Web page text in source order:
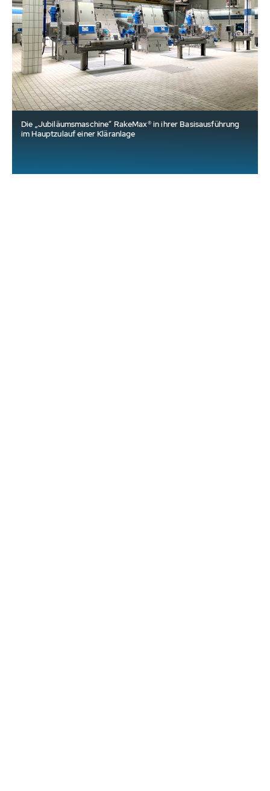
Die „Jubiläumsmaschine“ RakeMax® in ihrer Basisausführung
im Hauptzulauf einer Kläranlage